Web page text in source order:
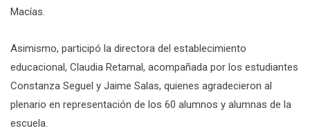
Macías.
Asimismo, participó la directora del establecimiento
educacional, Claudia Retamal, acompañada por los estudiantes
Constanza Seguel y Jaime Salas, quienes agradecieron al
plenario en representación de los 60 alumnos y alumnas de la
escuela.